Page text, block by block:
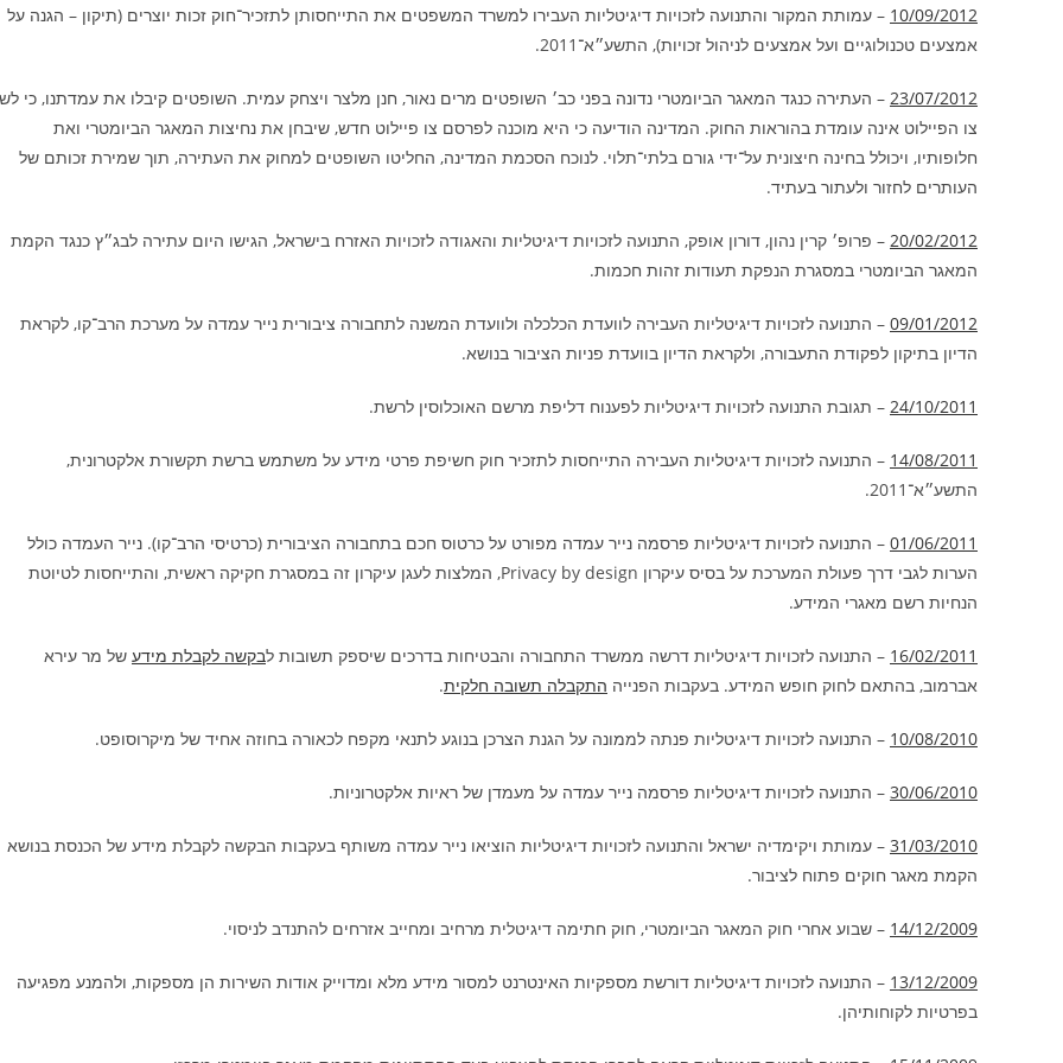
10/09/2012 – עמותת המקור והתנועה לזכויות דיגיטליות העבירו למשרד המשפטים את התייחסותן לתזכיר־חוק זכות יוצרים (תיקון – הגנה על
אמצעים טכנולוגיים ועל אמצעים לניהול זכויות), התשע״א־2011.
23/07/2012 – העתירה כנגד המאגר הביומטרי נדונה בפני כב׳ השופטים מרים נאור, חנן מלצר ויצחק עמית. השופטים קיבלו את עמדתנו, כי
צו הפיילוט אינה עומדת בהוראות החוק. המדינה הודיעה כי היא מוכנה לפרסם צו פיילוט חדש, שיבחן את נחיצות המאגר הביומטרי ואת
חלופותיו, ויכולל בחינה חיצונית על־ידי גורם בלתי־תלוי. לנוכח הסכמת המדינה, החליטו השופטים למחוק את העתירה, תוך שמירת זכותם של
העותרים לחזור ולעתור בעתיד.
20/02/2012 – פרופ׳ קרין נהון, דורון אופק, התנועה לזכויות דיגיטליות והאגודה לזכויות האזרח בישראל, הגישו היום עתירה לבג״ץ כנגד הקמת
המאגר הביומטרי במסגרת הנפקת תעודות זהות חכמות.
09/01/2012 – התנועה לזכויות דיגיטליות העבירה לוועדת הכלכלה ולוועדת המשנה לתחבורה ציבורית נייר עמדה על מערכת הרב־קו, לקראת
הדיון בתיקון לפקודת התעבורה, ולקראת הדיון בוועדת פניות הציבור בנושא.
24/10/2011 – תגובת התנועה לזכויות דיגיטליות לפענוח דליפת מרשם האוכלוסין לרשת.
14/08/2011 – התנועה לזכויות דיגיטליות העבירה התייחסות לתזכיר חוק חשיפת פרטי מידע על משתמש ברשת תקשורת אלקטרונית,
התשע״א־2011.
01/06/2011 – התנועה לזכויות דיגיטליות פרסמה נייר עמדה מפורט על כרטוס חכם בתחבורה הציבורית (כרטיסי הרב־קו). נייר העמדה כולל
הערות לגבי דרך פעולת המערכת על בסיס עיקרון Privacy by design, המלצות לעגן עיקרון זה במסגרת חקיקה ראשית, והתייחסות לטיוטת
הנחיות רשם מאגרי המידע.
16/02/2011 – התנועה לזכויות דיגיטליות דרשה ממשרד התחבורה והבטיחות בדרכים שיספק תשובות לבקשה לקבלת מידע של מר עירא
אברמוב, בהתאם לחוק חופש המידע. בעקבות הפנייה התקבלה תשובה חלקית.
10/08/2010 – התנועה לזכויות דיגיטליות פנתה לממונה על הגנת הצרכן בנוגע לתנאי מקפח לכאורה בחוזה אחיד של מיקרוסופט.
30/06/2010 – התנועה לזכויות דיגיטליות פרסמה נייר עמדה על מעמדן של ראיות אלקטרוניות.
31/03/2010 – עמותת ויקימדיה ישראל והתנועה לזכויות דיגיטליות הוציאו נייר עמדה משותף בעקבות הבקשה לקבלת מידע של הכנסת בנושא
הקמת מאגר חוקים פתוח לציבור.
14/12/2009 – שבוע אחרי חוק המאגר הביומטרי, חוק חתימה דיגיטלית מרחיב ומחייב אזרחים להתנדב לניסוי.
13/12/2009 – התנועה לזכויות דיגיטליות דורשת מספקיות האינטרנט למסור מידע מלא ומדוייק אודות השירות הן מספקות, ולהמנע מפגיעה
בפרטיות לקוחותיהן.